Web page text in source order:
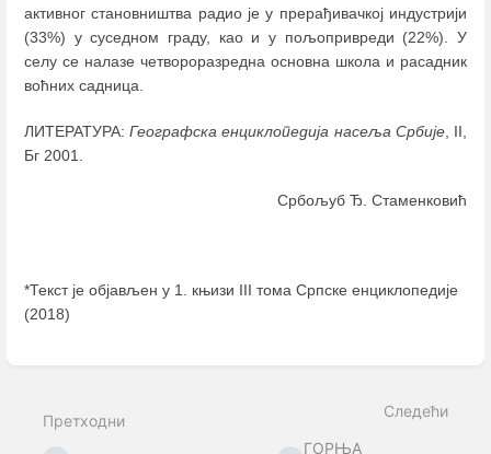
активног становништва радио је у прерађивачкој индустрији
(33%) у суседном граду, као и у пољопривреди (22%). У
селу се налазе четвороразредна основна школа и расадник
воћних садница.
ЛИТЕРАТУРА:Географска енциклопедија насеља Србије, II,
Бг 2001.
Србољуб Ђ. Стаменковић
*Текст је објављен у 1. књизи III тома Српске енциклопедије
(2018)
mode
Претходни
Следећи
ГОРЊА